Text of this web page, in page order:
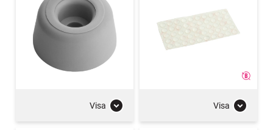
Visa Visa